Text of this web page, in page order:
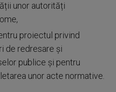
unor autorități
proiectul privind
de redresare și
publice și pentru
unor acte normative.